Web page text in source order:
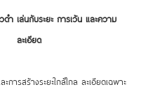
ำ เล่นกับระยะ การเว้น และความ
ละเอียด
การสร้างระยะใกล้ไกล ละเอียดเฉพาะ